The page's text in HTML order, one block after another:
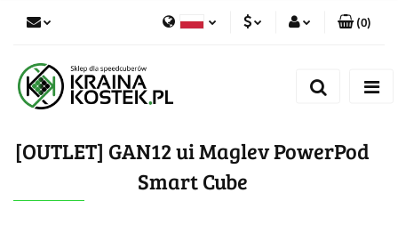
Czech
Zgody cookies
(0)
[OUTLET] GAN12 ui Maglev PowerPod
Smart Cube